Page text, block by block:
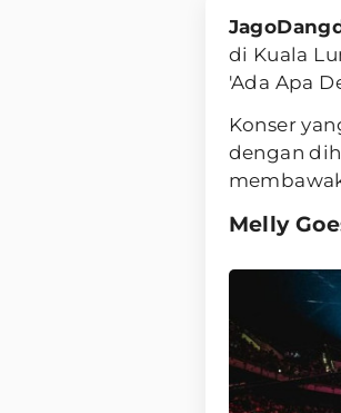
di Kuala
'Ada Apa
Konser
dengan
Melly